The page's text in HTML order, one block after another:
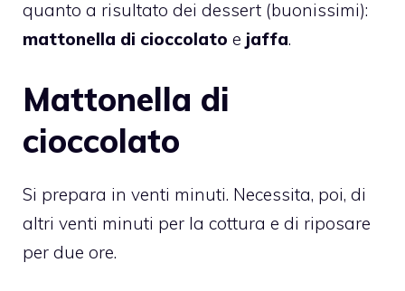
quanto a risultato dei dessert (buonissimi):
mattonella di cioccolato e jaffa.
Mattonella di
cioccolato
Si prepara in venti minuti. Necessita, poi, di
altri venti minuti per la cottura e di riposare
per due ore.